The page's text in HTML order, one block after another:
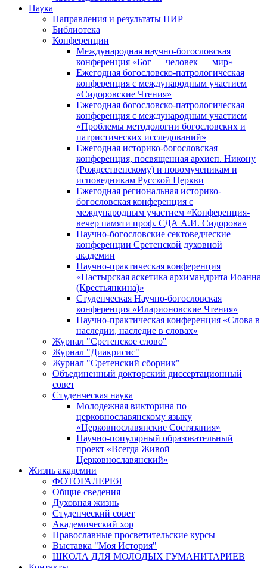
Наука
Направления и результаты НИР
Библиотека
Конференции
Международная научно-богословская
конференция «Бог — человек — мир»
Ежегодная богословско-патрологическая
конференция с международным участием
«Сидоровские Чтения»
Ежегодная богословско-патрологическая
конференция с международным участием
«Проблемы методологии богословских и
патристических исследований»
Ежегодная историко-богословская
конференция, посвященная архиеп. Никону
(Рождественскому) и новомученикам и
исповедникам Русской Церкви
Ежегодная региональная историко-
богословская конференция с
международным участием «Конференция-
вечер памяти проф. СДА А.И. Сидорова»
Научно-богословские сектоведческие
конференции Сретенской духовной
академии
Научно-практическая конференция
«Пастырская аскетика архимандрита Иоанна
(Крестьянкина)»
Студенческая Научно-богословская
конференция «Иларионовские Чтения»
Научно-практическая конференция «Cлова в
наследии, наследие в словах»
Журнал "Сретенское слово"
Журнал "Диакрисис"
Журнал "Сретенский сборник"
Объединенный докторский диссертационный
совет
Студенческая наука
Молодежная викторина по
церковнославянскому языку
«Церковнославянские Состязания»
Научно-популярный образовательный
проект «Всегда Живой
Церковнославянский»
Жизнь академии
ФОТОГАЛЕРЕЯ
Общие сведения
Духовная жизнь
Студенческий совет
Академический хор
Православные просветительские курсы
Выставка "Моя История"
ШКОЛА ДЛЯ МОЛОДЫХ ГУМАНИТАРИЕВ